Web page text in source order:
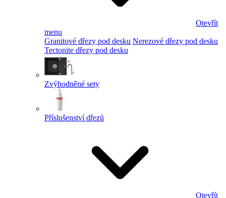
Otevřít
menu
Granitové dřezy pod desku Nerezové dřezy pod desku
Tectonite dřezy pod desku
Zvýhodněné sety
Příslušenství dřezů
Otevřít